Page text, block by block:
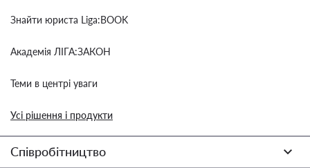
Знайти юриста Liga:BOOK
Академія ЛІГА:ЗАКОН
Теми в центрі уваги
Усі рішення і продукти
Співробітництво